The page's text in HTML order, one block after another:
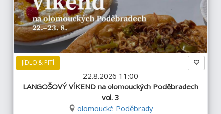
JÍDLO & PITÍ
22.8.2026 11:00
LANGOŠOVÝ VÍKEND na olomouckých Poděbradech
vol. 3
olomoucké Poděbrady